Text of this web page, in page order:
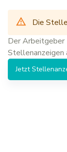
Die
Der Arbeitgeber
Stellenanzeigen
Jetzt